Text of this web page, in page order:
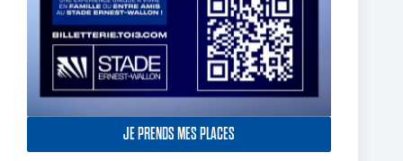
JE PRENDS MES PLACES
York Knights – Toulouse Olympique – Dans la douleur le TO